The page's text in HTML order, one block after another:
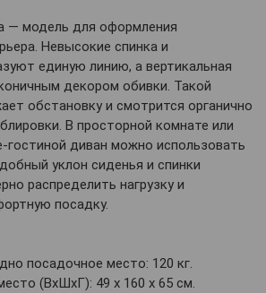
— модель для оформления
Невысокие спинка и
единую линию, а вертикальная
декором обивки. Такой
обстановку и смотрится органично
В просторной комнате или
гостиной диван можно использовать
уклон сиденья и спинки
распределить нагрузку и
посадку.
посадочное место: 120 кг.
(ВхШхГ): 49 х 160 х 65 см.